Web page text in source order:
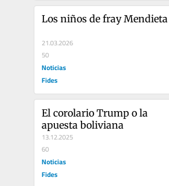
Los niños de fray Mendieta
21.03.2026
50
Noticias
Fides
El corolario Trump o la
apuesta boliviana
13.12.2025
60
Noticias
Fides